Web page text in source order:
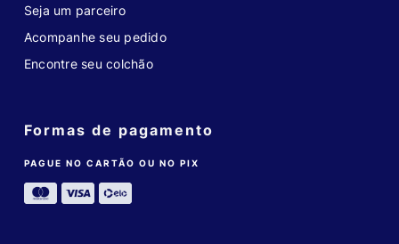
Seja um parceiro
Acompanhe seu pedido
Encontre seu colchão
Formas de pagamento
PAGUE NO CARTÃO OU NO PIX